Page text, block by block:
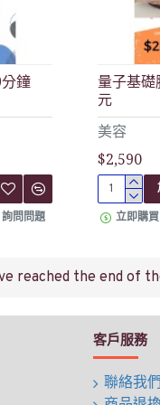
鐘
詢問問題
美容
量子基
元
$2,590
立即購買
reached the end of
客戶服務
聯絡我們